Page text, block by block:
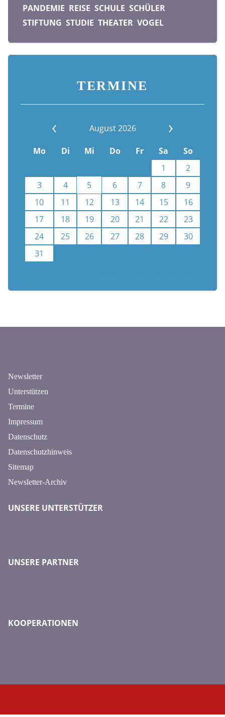
PANDEMIE REISE SCHULE SCHÜLER
STIFTUNG STUDIE THEATER VOGEL
TERMINE
August 2026
Mo Di Mi Do Fr Sa
So
1
2
3
4 5 6 7 8
9
10
11 12 13 14 15
16
17
18 19 20 21 22
23
24
25 26 27 28 29
30
31
Newsletter
Unterstützen
Termine
Impressum
Datenschutz
Datenschutzhinweis
Sitemap
Newsletter-Archiv
UNSERE UNTERSTÜTZER
UNSERE PARTNER
KOOPERATIONEN